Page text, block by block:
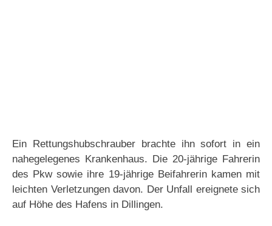
Ein Rettungshubschrauber brachte ihn sofort in ein
nahegelegenes Krankenhaus. Die 20-jährige Fahrerin
des Pkw sowie ihre 19-jährige Beifahrerin kamen mit
leichten Verletzungen davon. Der Unfall ereignete sich
auf Höhe des Hafens in Dillingen.